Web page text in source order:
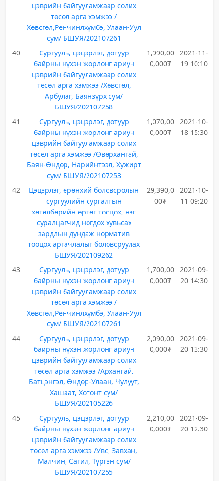
цэврийн байгууламжаар солих
төсөл арга хэмжээ /
Хөвсгөл,Ренчинлхүмбэ, Улаан-Уул
сум/ БШУЯ/202107261
40
Сургууль, цэцэрлэг, дотуур
байрны нүхэн жорлонг ариун
цэврийн байгууламжаар солих
төсөл арга хэмжээ /Хөвсгөл,
Арбулаг, Баянзүрх сум/
БШУЯ/202107258
1,990,00
0,000₮
2021-11-
19 10:10
41
Сургууль, цэцэрлэг, дотуур
байрны нүхэн жорлонг ариун
цэврийн байгууламжаар солих
төсөл арга хэмжээ /Өвөрхангай,
Баян-Өндөр, Нарийнтээл, Хужирт
сум/ БШУЯ/202107253
1,070,00
0,000₮
2021-10-
18 15:30
42
Цэцэрлэг, ерөнхий боловсролын
сургуулийн сургалтын
хөтөлбөрийн өртөг тооцох, нэг
суралцагчид ногдох хувьсах
зардлын дундаж норматив
тооцох аргачлалыг боловсруулах
БШУЯ/202109262
29,390,0
00₮
2021-10-
11 09:20
43
Сургууль, цэцэрлэг, дотуур
байрны нүхэн жорлонг ариун
цэврийн байгууламжаар солих
төсөл арга хэмжээ /
Хөвсгөл,Ренчинлхүмбэ, Улаан-Уул
сум/ БШУЯ/202107261
1,700,00
0,000₮
2021-09-
20 14:30
44
Сургууль, цэцэрлэг, дотуур
байрны нүхэн жорлонг ариун
цэврийн байгууламжаар солих
төсөл арга хэмжээ /Архангай,
Батцэнгэл, Өндөр-Улаан, Чулуут,
Хашаат, Хотонт сум/
БШУЯ/202105226
2,090,00
0,000₮
2021-09-
20 13:30
45
Сургууль, цэцэрлэг, дотуур
байрны нүхэн жорлонг ариун
цэврийн байгууламжаар солих
төсөл арга хэмжээ /Увс, Завхан,
Малчин, Сагил, Түргэн сум/
БШУЯ/202107255
2,210,00
0,000₮
2021-09-
20 12:30